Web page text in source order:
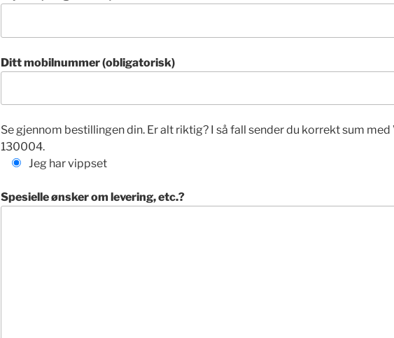
Ditt mobilnummer (obligatorisk)
Se gjennom bestillingen din. Er alt riktig? I så fall sender du korrekt sum med
130004.
Jeg har vippset
Spesielle ønsker om levering, etc.?